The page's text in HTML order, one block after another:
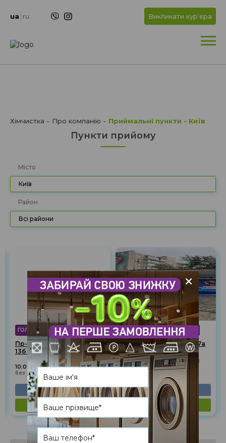
OKua ru Викликати кур'єра
Хімчистка Про компанію Приймальні пункти - Київ
Пункти прийому
Місто
Київ
Район
Всі райони
ГОЛОСІЇВСЬКИЙ РАЙОН
Пр-т Академіка Глушкова,
13б (ТЦ "Магелан")
10:00-20:00
без обіду, без вихідних
(044) 585-08-95
показати на карті
ШЕВЧЕНКІВСЬКИЙ РАЙОН
Пр-т Берестейський, 27а
(пр-т Перемоги)
пн.-пт.: 10:00-20:00, сб.-нд.:
10:00-18:00
(044) 236-39-79
показати на карті
+